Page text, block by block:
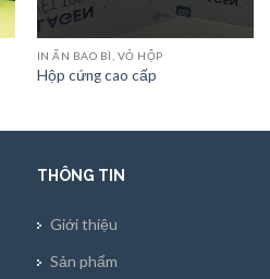
IN ẤN BAO BÌ, VỎ HỘP
Hộp cứng cao cấp
THÔNG TIN
Giới thiệu
Sản phẩm